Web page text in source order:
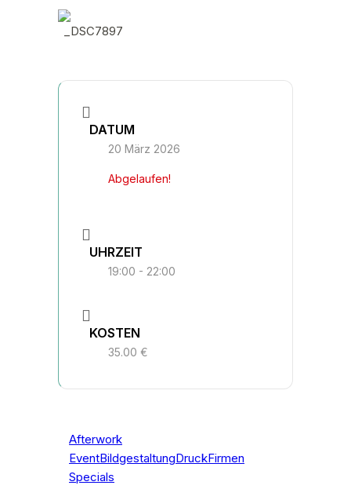
DATUM
20 März 2026
Abgelaufen!
UHRZEIT
19:00 - 22:00
KOSTEN
35.00 €
Afterwork
EventBildgestaltungDruckFirmen
Specials